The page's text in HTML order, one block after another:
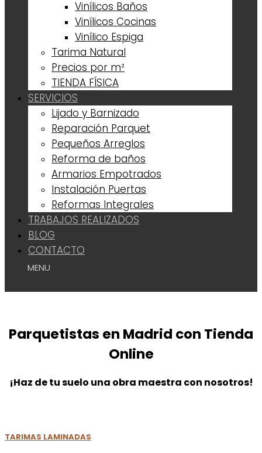
Vinílicos Baños
Vinílicos Cocinas
Vinílico Espiga
Tarima Natural
Precios por m²
TIENDA FÍSICA
SERVICIOS
Lijado y Barnizado
Reparación Parquet
Pequeños Arreglos
Reforma de baños
Armarios Empotrados
Instalación Puertas
Reformas Integrales
TRABAJOS REALIZADOS
BLOG
CONTACTO
Parquetistas en Madrid con Tienda
Online
¡Haz de tu suelo una obra maestra con nosotros!
TARIMAS LAMINADAS